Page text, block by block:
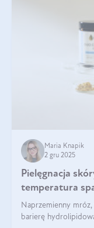
Maria Knapik
2 gru 2025
Pielęgnacja
temperatura
Naprzemienny
barierę